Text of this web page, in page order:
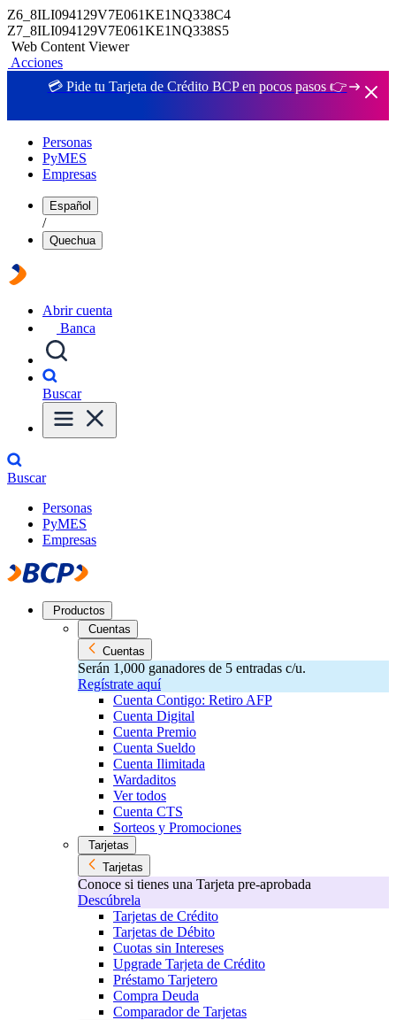
Z6_8ILI094129V7E061KE1NQ338C4
Z7_8ILI094129V7E061KE1NQ338S5
Web Content Viewer
Acciones
💳 Pide tu Tarjeta de Crédito BCP en pocos pasos 👉
Personas
PyMES
Empresas
Español
/
Quechua
Abrir cuenta
Banca
Buscar
Buscar
Personas
PyMES
Empresas
Productos
Cuentas
Cuentas
Serán 1,000 ganadores de 5 entradas c/u.
Regístrate aquí
Cuenta Contigo: Retiro AFP
Cuenta Digital
Cuenta Premio
Cuenta Sueldo
Cuenta Ilimitada
Wardaditos
Ver todos
Cuenta CTS
Sorteos y Promociones
Tarjetas
Tarjetas
Conoce si tienes una Tarjeta pre-aprobada
Descúbrela
Tarjetas de Crédito
Tarjetas de Débito
Cuotas sin Intereses
Upgrade Tarjeta de Crédito
Préstamo Tarjetero
Compra Deuda
Comparador de Tarjetas